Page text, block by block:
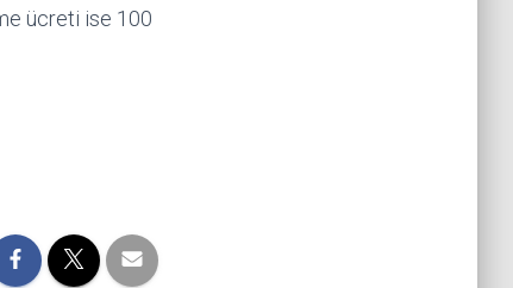
ücreti ise 100